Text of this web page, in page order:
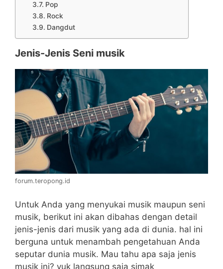
Pop
Rock
Dangdut
Jenis-Jenis Seni musik
forum.teropong.id
Untuk Anda yang menyukai musik maupun seni
musik, berikut ini akan dibahas dengan detail
jenis-jenis dari musik yang ada di dunia. hal ini
berguna untuk menambah pengetahuan Anda
seputar dunia musik. Mau tahu apa saja jenis
musik ini? yuk langsung saja simak